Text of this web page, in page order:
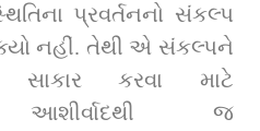
પ્રવર્તનનો સંકલ્પ
નહીં. તેથી એ સંકલ્પને
કરવા માટે
આશીર્વાદથી જ